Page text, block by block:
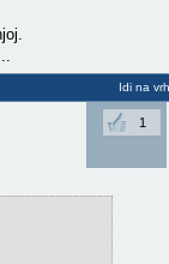
Idi na vrh
1